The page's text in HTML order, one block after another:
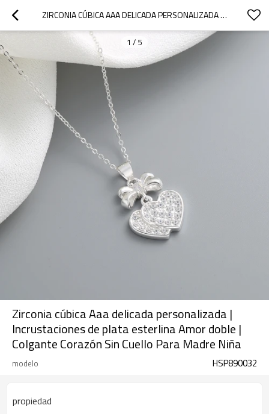
ZIRCONIA CÚBICA AAA DELICADA PERSONALIZADA | INCRUSTACIONES DE PLATA ESTERLINA AMOR DOBLE | COLGANTE CORAZÓN SIN CUELLO PARA MADRE NIÑA
1 / 5
Zirconia cúbica Aaa delicada personalizada |
Incrustaciones de plata esterlina Amor doble |
Colgante Corazón Sin Cuello Para Madre Niña
modelo HSP890032
propiedad